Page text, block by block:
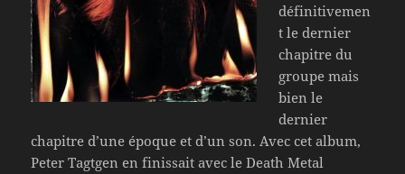
définitivemen
t le dernier
chapitre du
groupe mais
bien le
dernier
chapitre d’une époque et d’un son. Avec cet album,
Peter Tagtgen en finissait avec le Death Metal